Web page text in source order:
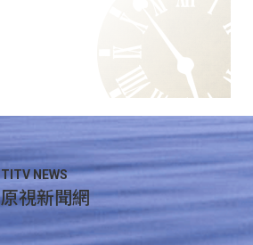
TITV NEWS
原視新聞網